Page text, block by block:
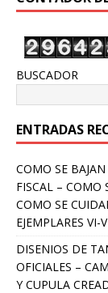
BUSCADOR
ENTRADAS
COMO SE
FISCAL – COMO
COMO SE
EJEMPLARES VI-
DISENIOS DE
OFICIALES –
Y CUPULA